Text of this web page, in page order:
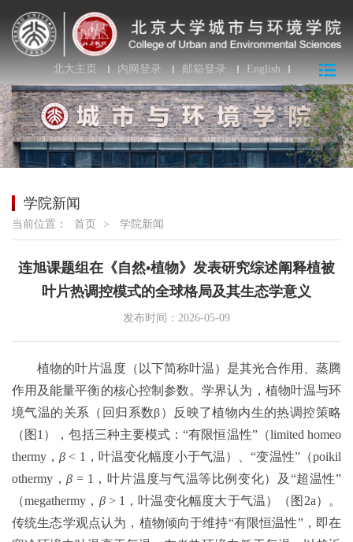
北大主页 内网登录 邮箱登录 English
学院新闻
当前位置： 首页 > 学院新闻
连旭课题组在《自然•植物》发表研究综述阐释植被
叶片热调控模式的全球格局及其生态学意义
发布时间：2026-05-09
植物的叶片温度（以下简称叶温）是其光合作用、蒸腾
作用及能量平衡的核心控制参数。学界认为，植物叶温与环
境气温的关系（回归系数β）反映了植物内生的热调控策略
（图1），包括三种主要模式：“有限恒温性”（limited homeo
thermy，β < 1，叶温变化幅度小于气温）、“变温性”（poikil
othermy，β = 1，叶片温度与气温等比例变化）及“超温性”
（megathermy， β> 1，叶温变化幅度大于气温）（图2a）。
传统生态学观点认为，植物倾向于维持“有限恒温性”，即在